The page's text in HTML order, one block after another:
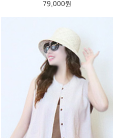
79,000원